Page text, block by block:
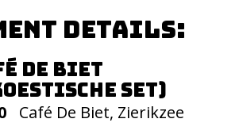
details:
De Biet
set)
Café De Biet, Zierikzee